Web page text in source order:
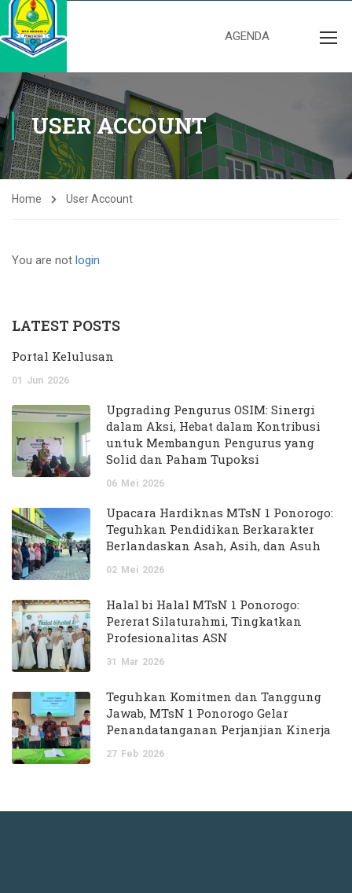
AGENDA
USER ACCOUNT
Home User Account
You are not login
LATEST POSTS
Portal Kelulusan
01 Jun 2026
Upgrading Pengurus OSIM: Sinergi
dalam Aksi, Hebat dalam Kontribusi
untuk Membangun Pengurus yang
Solid dan Paham Tupoksi
06 Mei 2026
Upacara Hardiknas MTsN 1 Ponorogo:
Teguhkan Pendidikan Berkarakter
Berlandaskan Asah, Asih, dan Asuh
02 Mei 2026
Halal bi Halal MTsN 1 Ponorogo:
Pererat Silaturahmi, Tingkatkan
Profesionalitas ASN
31 Mar 2026
Teguhkan Komitmen dan Tanggung
Jawab, MTsN 1 Ponorogo Gelar
Penandatanganan Perjanjian Kinerja
27 Feb 2026